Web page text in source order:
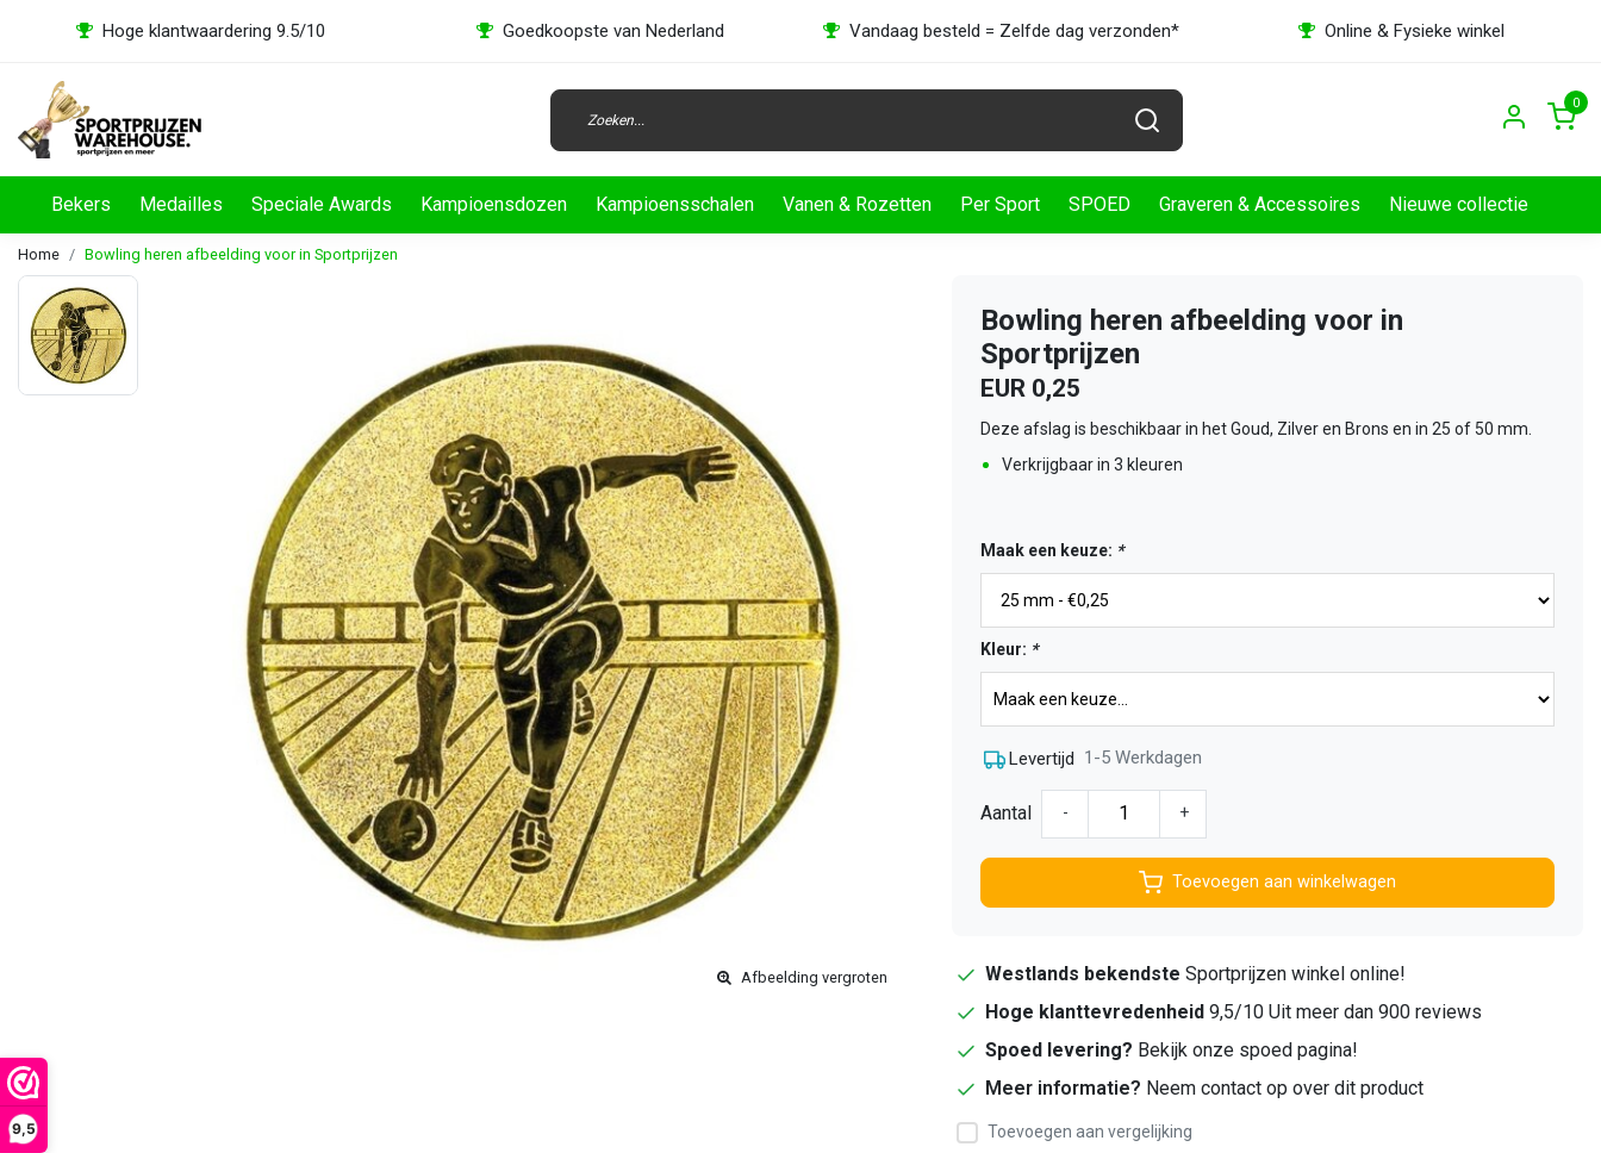
9,5
Hoge klantwaardering 9.5/10 Goedkoopste van Nederland Vandaag besteld = Zelfde dag verzonden* Online & Fysieke winkel
0
Bekers Medailles Speciale Awards Kampioensdozen Kampioensschalen Vanen & Rozetten Per Sport SPOED Graveren & Accessoires Nieuwe collectie
Home Bowling heren afbeelding voor in Sportprijzen
Afbeelding vergroten
Bowling heren afbeelding voor in
Sportprijzen
EUR 0,25
Deze afslag is beschikbaar in het Goud, Zilver en Brons en in 25 of 50 mm.
Verkrijgbaar in 3 kleuren
Maak een keuze: *
Kleur: *
Levertijd 1-5 Werkdagen
Aantal - +
Toevoegen aan winkelwagen
Westlands bekendste Sportprijzen winkel online!
Hoge klanttevredenheid 9,5/10 Uit meer dan 900 reviews
Spoed levering? Bekijk onze spoed pagina!
Meer informatie? Neem contact op over dit product
Toevoegen aan vergelijking